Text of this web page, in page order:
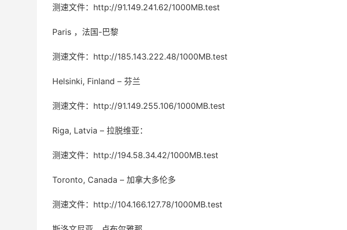
测速文件：http://91.149.241.62/1000MB.test
Paris ，法国-巴黎
测速文件：http://185.143.222.48/1000MB.test
Helsinki, Finland – 芬兰
测速文件：http://91.149.255.106/1000MB.test
Riga, Latvia – 拉脱维亚：
测速文件：http://194.58.34.42/1000MB.test
Toronto, Canada – 加拿大多伦多
测速文件：http://104.166.127.78/1000MB.test